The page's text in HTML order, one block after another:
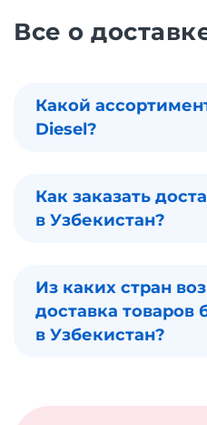
Все о
Какой
Diesel?
Как заказать
в Узбекистан?
Из каких стран
доставка товаров
в Узбекистан?